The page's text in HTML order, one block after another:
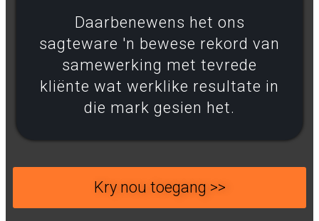
Daarbenewens het ons
sagteware 'n bewese rekord van
samewerking met tevrede
kliënte wat werklike resultate in
die mark gesien het.
Kry nou toegang >>